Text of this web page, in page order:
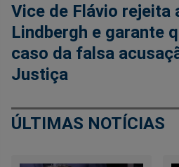
Vice de Flávio rejeita
Lindbergh e garante
caso da falsa
Justiça
ÚLTIMAS NOTÍCIAS